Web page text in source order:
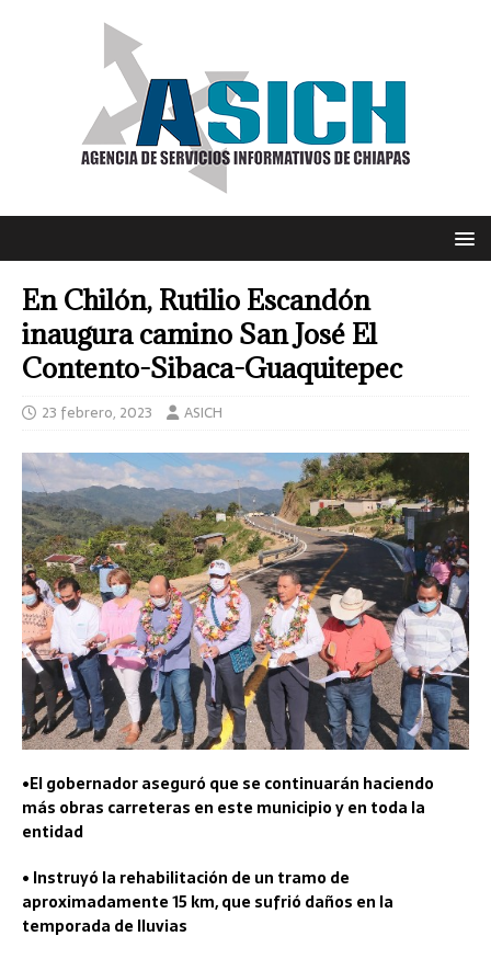
En Chilón, Rutilio Escandón
inaugura camino San José El
Contento-Sibaca-Guaquitepec
23 febrero, 2023 ASICH
•El gobernador aseguró que se continuarán haciendo
más obras carreteras en este municipio y en toda la
entidad
• Instruyó la rehabilitación de un tramo de
aproximadamente 15 km, que sufrió daños en la
temporada de lluvias